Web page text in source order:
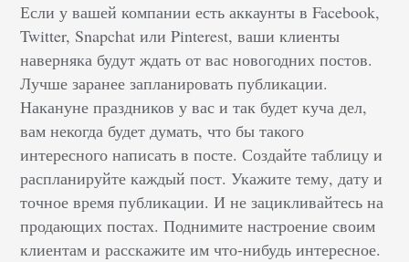
Если у вашей компании есть аккаунты в Facebook,
Twitter, Snapchat или Pinterest, ваши клиенты
наверняка будут ждать от вас новогодних постов.
Лучше заранее запланировать публикации.
Накануне праздников у вас и так будет куча дел,
вам некогда будет думать, что бы такого
интересного написать в посте. Создайте таблицу и
распланируйте каждый пост. Укажите тему, дату и
точное время публикации. И не зацикливайтесь на
продающих постах. Поднимите настроение своим
клиентам и расскажите им что-нибудь интересное.